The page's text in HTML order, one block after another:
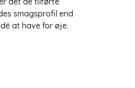
smagsprofil end
at have for øje.